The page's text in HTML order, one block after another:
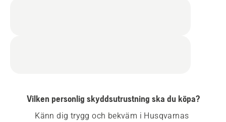
Vilken personlig skyddsutrustning ska du köpa?
Känn dig trygg och bekväm i Husqvarnas